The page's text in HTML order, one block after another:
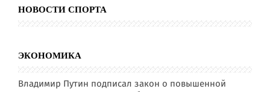
НОВОСТИ СПОРТА
ЭКОНОМИКА
Владимир Путин подписал закон о повышенной